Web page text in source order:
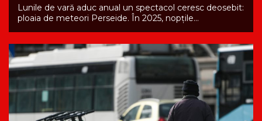
Lunile de vară aduc anual un spectacol ceresc deosebit:
ploaia de meteori Perseide. În 2025, nopțile...